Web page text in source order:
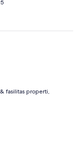
fasilitas properti,